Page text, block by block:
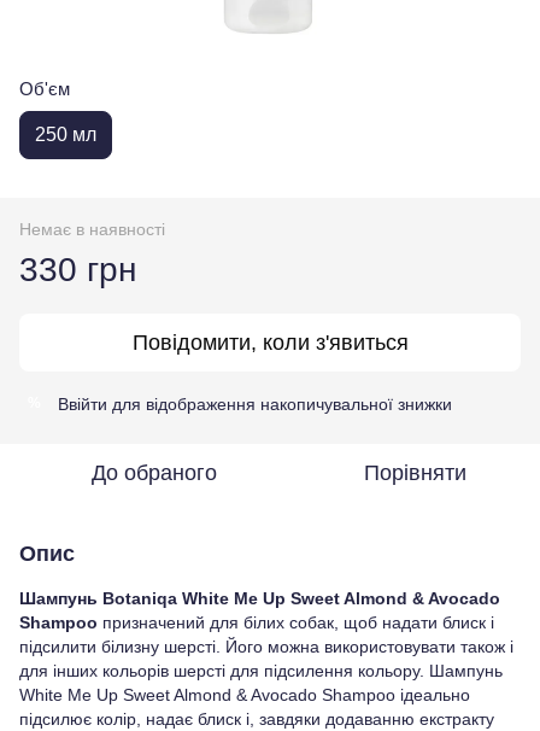
Об'єм
250 мл
Немає в наявності
330 грн
Повідомити, коли з'явиться
Ввійти для відображення накопичувальної знижки
До обраного Порівняти
Опис
Шампунь Botaniqa White Me Up Sweet Almond & Avocado
Shampoo призначений для білих собак, щоб надати блиск і
підсилити білизну шерсті. Його можна використовувати також і
для інших кольорів шерсті для підсилення кольору. Шампунь
White Me Up Sweet Almond & Avocado Shampoo ідеально
підсилює колір, надає блиск і, завдяки додаванню екстракту